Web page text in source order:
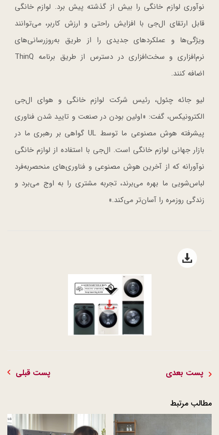
نوآوری لوازم خانگی را بیش از گذشته پیش برد. لوازم خانگی
قابل ارتقای ال‌جی با افزایش راحتی و ارزش کاربر، می‌توانند
ویژگی‌ها و عملکردهای جدیدی را از طریق به‌روزرسانی‌های
نرم‌افزاری و سخت‌افزاری در دسترس از طریق برنامه ThinQ
اضافه کنند.
لیو جائه چئول، رئیس شرکت لوازم خانگی و هوای ال‌جی
الکترونیکس، گفت: «اولین بودن در صنعت و تایید شدن فناوری
پیشرفته هوش مصنوعی ما توسط UL گواهی بر رهبری ما در
بازار جهانی لوازم خانگی است. ال‌جی با استفاده از لوازم خانگی
نوآورانه که از آخرین هوش مصنوعی و فناوری‌های منحصربه‌فرد
لباس‌شویی ما بهره می‌برند، تجربه مشتری را به اوج می‌برد و
زندگی روزمره را آسان‌تر می‌کند.»
Open file download list
file download
پست قبلی پست بعدی
مطالب مرتبط